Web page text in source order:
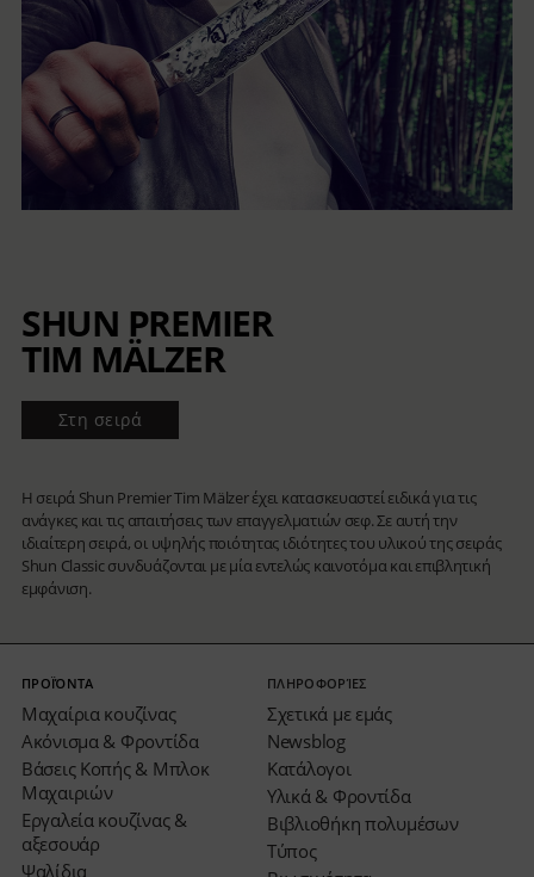
SHUN PREMIER
TIM MÄLZER
Στη σειρά
Η σειρά Shun Premier Tim Mälzer έχει κατασκευαστεί ειδικά για τις
ανάγκες και τις απαιτήσεις των επαγγελματιών σεφ. Σε αυτή την
ιδιαίτερη σειρά, οι υψηλής ποιότητας ιδιότητες του υλικού της σειράς
Shun Classic συνδυάζονται με μία εντελώς καινοτόμα και επιβλητική
εμφάνιση.
ΠΡΟΪΌΝΤΑ
Μαχαίρια κουζίνας
Ακόνισμα & Φροντίδα
Βάσεις Κοπής & Μπλοκ
Μαχαιριών
Εργαλεία κουζίνας &
αξεσουάρ
Ψαλίδια
ΠΛΗΡΟΦΟΡΊΕΣ
Σχετικά με εμάς
Newsblog
Κατάλογοι
Υλικά & Φροντίδα
Βιβλιοθήκη πολυμέσων
Τύπος